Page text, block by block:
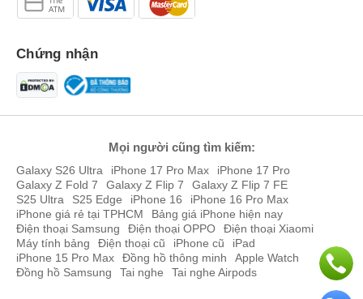
Chứng nhận
Mọi người cũng tìm kiếm:
Galaxy S26 Ultra iPhone 17 Pro Max
iPhone 17 Pro
Galaxy Z Fold 7
Galaxy Z Flip 7
Galaxy Z Flip 7 FE
S25 Ultra
S25 Edge iPhone 16
iPhone 16 Pro Max
iPhone giá rẻ tại TPHCM
Bảng giá iPhone hiện nay
Điện thoại Samsung
Điện thoại OPPO
Điện thoại Xiaomi
Máy tính bảng
Điện thoại cũ iPhone cũ
iPad
iPhone 15 Pro Max
Đồng hồ thông minh
Apple Watch
Đồng hồ Samsung
Tai nghe Tai nghe Airpods